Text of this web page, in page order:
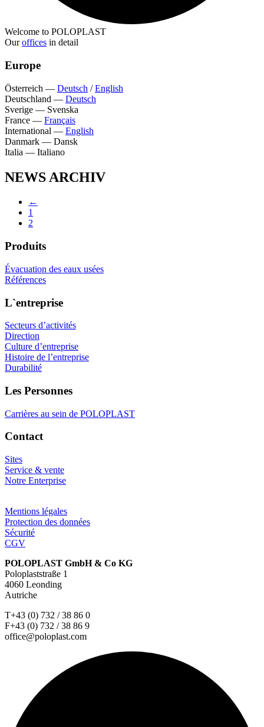
Welcome to POLOPLAST
Ouroffices in detail
Europe
Österreich — Deutsch /English
Deutschland — Deutsch
Sverige — Svenska
France — Français
International — English
Danmark — Dansk
Italia — Italiano
NEWS ARCHIV
←
1
2
Produits
Évacuation des eaux usées
Références
L`entreprise
Secteurs d’activités
Direction
Culture d’entreprise
Histoire de l’entreprise
Durabilité
Les Personnes
Carrières au sein de POLOPLAST
Contact
Sites
Service & vente
Notre Enterprise
Mentions légales
Protection des données
Sécurité
CGV
POLOPLAST GmbH & Co KG
Poloplaststraße 1
4060 Leonding
Autriche
T+43 (0) 732 / 38 86 0
F+43 (0) 732 / 38 86 9
office@poloplast.com